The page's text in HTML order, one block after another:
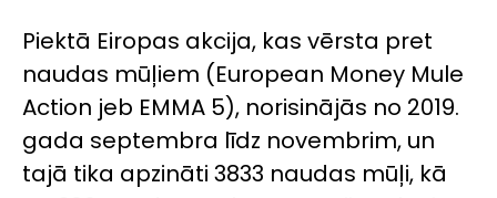
Piektā Eiropas akcija, kas vērsta pret
naudas mūļiem (European Money Mule
Action jeb EMMA 5), norisinājās no 2019.
gada septembra līdz novembrim, un
tajā tika apzināti 3833 naudas mūļi, kā